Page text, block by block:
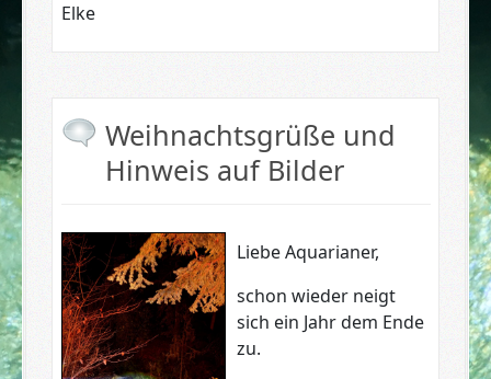
Elke
Weihnachtsgrüße und
Hinweis auf Bilder
Liebe Aquarianer,
schon wieder neigt
sich ein Jahr dem Ende
zu.